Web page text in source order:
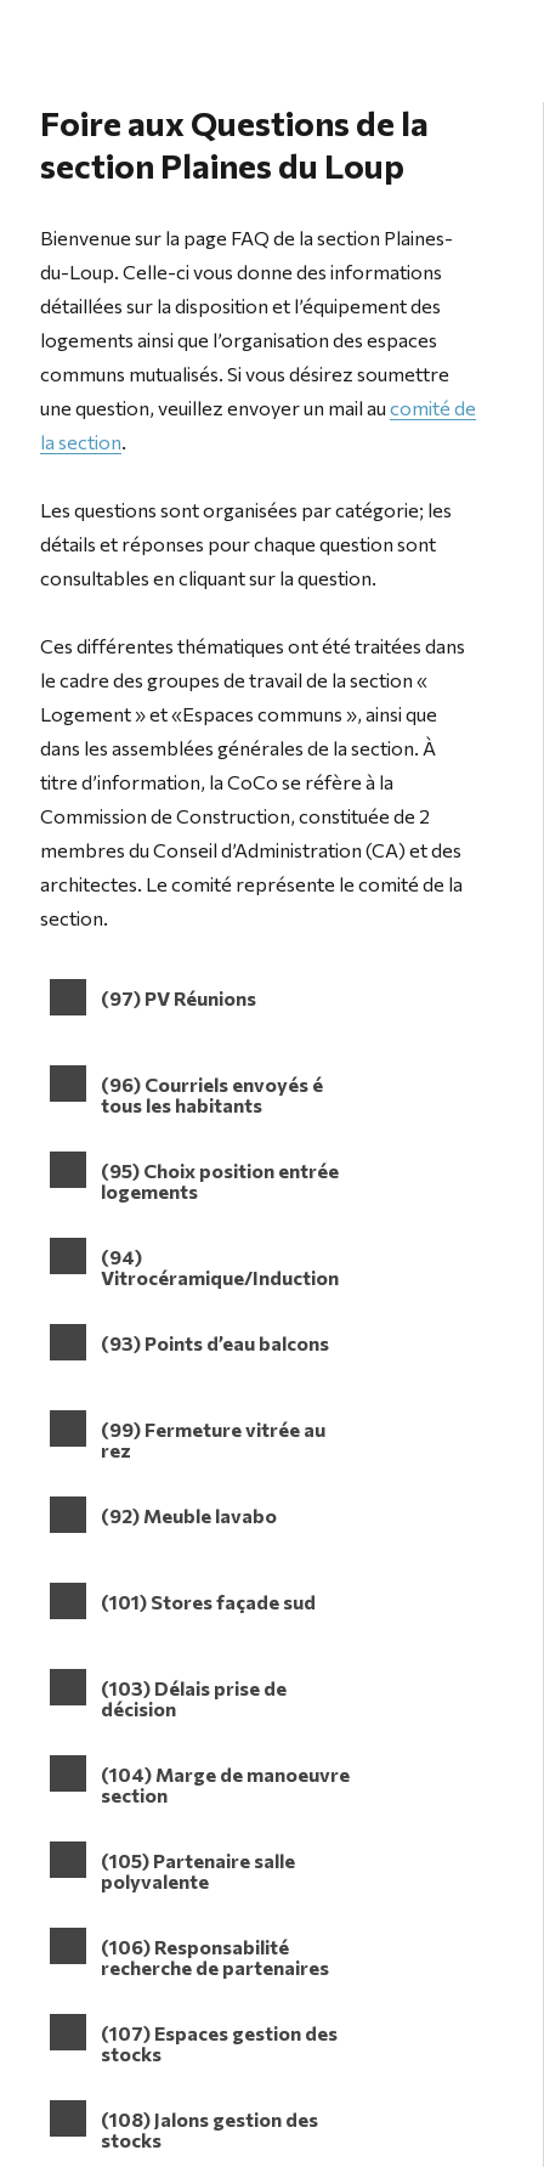
Foire aux Questions de la
section Plaines du Loup
Bienvenue sur la page FAQ de la section Plaines-
du-Loup. Celle-ci vous donne des informations
détaillées sur la disposition et l’équipement des
logements ainsi que l’organisation des espaces
communs mutualisés. Si vous désirez soumettre
une question, veuillez envoyer un mail au comité de
la section.
Les questions sont organisées par catégorie; les
détails et réponses pour chaque question sont
consultables en cliquant sur la question.
Ces différentes thématiques ont été traitées dans
le cadre des groupes de travail de la section «
Logement » et «Espaces communs », ainsi que
dans les assemblées générales de la section. À
titre d’information, la CoCo se réfère à la
Commission de Construction, constituée de 2
membres du Conseil d’Administration (CA) et des
architectes. Le comité représente le comité de la
section.
(97) PV Réunions
(96) Courriels envoyés é
tous les habitants
(95) Choix position entrée
logements
(94)
Vitrocéramique/Induction
(93) Points d’eau balcons
(99) Fermeture vitrée au
rez
(92) Meuble lavabo
(101) Stores façade sud
(103) Délais prise de
décision
(104) Marge de manoeuvre
section
(105) Partenaire salle
polyvalente
(106) Responsabilité
recherche de partenaires
(107) Espaces gestion des
stocks
(108) Jalons gestion des
stocks